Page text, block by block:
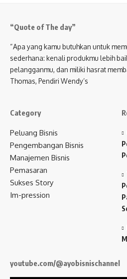
“Quote of The day”
“Apa yang kamu butuhkan untuk
sederhana: kenali produkmu lebih
pelangganmu, dan miliki hasrat
Thomas, Pendiri Wendy’s
Category
Peluang Bisnis
Pengembangan Bisnis
Manajemen Bisnis
Pemasaran
Sukses Story
Im-pression
youtube.com/@ayobisnischannel